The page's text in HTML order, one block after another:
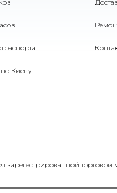
Киеву
зарегестрированной